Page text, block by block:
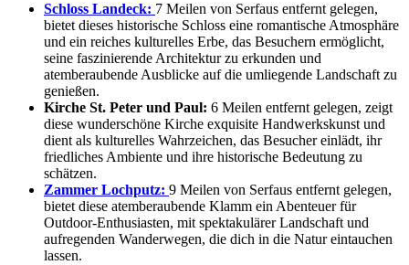
Schloss Landeck: 7 Meilen von Serfaus entfernt gelegen,
bietet dieses historische Schloss eine romantische Atmosphäre
und ein reiches kulturelles Erbe, das Besuchern ermöglicht,
seine faszinierende Architektur zu erkunden und
atemberaubende Ausblicke auf die umliegende Landschaft zu
genießen.
Kirche St. Peter und Paul: 6 Meilen entfernt gelegen, zeigt
diese wunderschöne Kirche exquisite Handwerkskunst und
dient als kulturelles Wahrzeichen, das Besucher einlädt, ihr
friedliches Ambiente und ihre historische Bedeutung zu
schätzen.
Zammer Lochputz: 9 Meilen von Serfaus entfernt gelegen,
bietet diese atemberaubende Klamm ein Abenteuer für
Outdoor-Enthusiasten, mit spektakulärer Landschaft und
aufregenden Wanderwegen, die dich in die Natur eintauchen
lassen.